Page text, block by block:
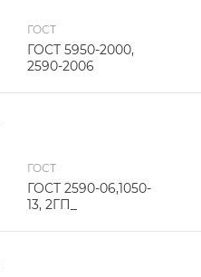
ГОСТ
ГОСТ 5950-2000,
2590-2006
ГОСТ
ГОСТ 2590-06,1050-
13, 2ГП_